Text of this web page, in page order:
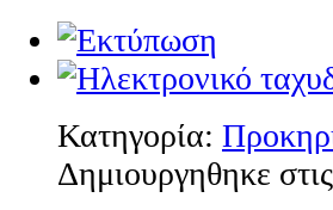
Κατηγορία:
Δημιουργηθηκε